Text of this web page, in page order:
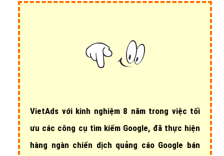
VietAds với kinh nghiệm 8 nămtrong việc tối
ưu các công cụ tìm kiếm Google, đã thực hiện
hàng ngàn chiến dịch quảng cáo Google bán